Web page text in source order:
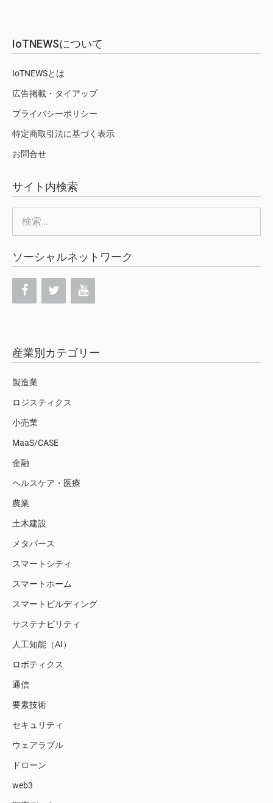
IoTNEWSについて
IoTNEWSとは
広告掲載・タイアップ
プライバシーポリシー
特定商取引法に基づく表示
お問合せ
サイト内検索
索:
ソーシャルネットワーク
産業別カテゴリー
製造業
ロジスティクス
小売業
MaaS/CASE
金融
ヘルスケア・医療
農業
土木建設
メタバース
スマートシティ
スマートホーム
スマートビルディング
サステナビリティ
人工知能（AI）
ロボティクス
通信
要素技術
セキュリティ
ウェアラブル
ドローン
web3